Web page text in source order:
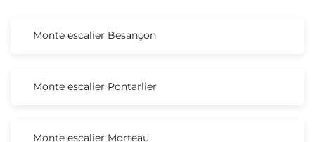
Monte escalier Besançon
Monte escalier Pontarlier
Monte escalier Morteau